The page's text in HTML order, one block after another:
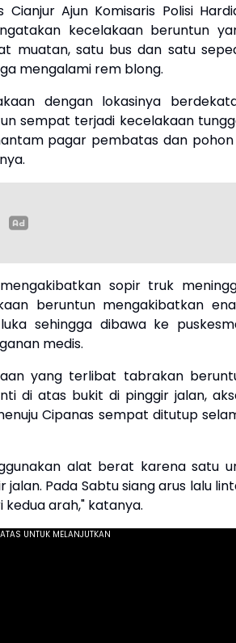
Ajun Komisaris Polisi
kecelakaan beruntun
muatan, satu bus dan satu
mengalami rem blong.
dengan lokasinya
sempat terjadi kecelakaan
pagar pembatas dan
sopir truk
beruntun mengakibatkan
sehingga dibawa ke
medis.
yang terlibat tabrakan
di atas bukit di pinggir jalan,
Cipanas sempat ditutup
alat berat karena satu
Pada Sabtu siang arus lalu
arah," katanya.